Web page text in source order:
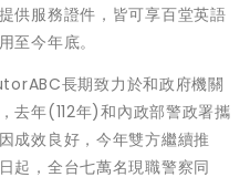
供服務證件，皆可享百堂英語
至今年底。
長期致力於和政府機關
去年(112年)和內政部警政署攜
成效良好，今年雙方繼續推
起，全台七萬名現職警察同